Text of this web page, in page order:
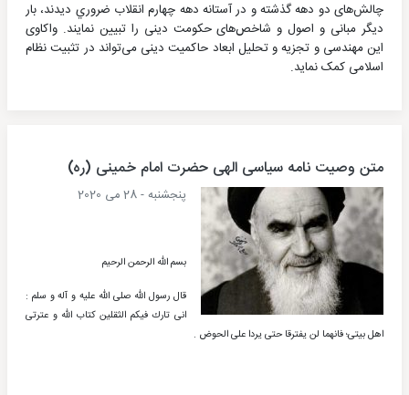
چالش‌های دو دهه گذشته و در آستانه دهه چهارم انقلاب ضروري دیدند، ‌بار
دیگر مبانی و اصول و شاخص‌های حکومت دینی را تبیین نمایند. واکاوی
این مهندسی و تجزیه و تحلیل ابعاد حاکمیت دینی می‌تواند در تثبیت نظام
اسلامی کمک نماید.
متن وصیت نامه سیاسی الهی حضرت امام خمینی (ره)
پنجشنبه - 28 می 2020
بسم الله الرحمن الرحیم
قال رسول الله صلی الله علیه و آله و سلم :
انی تارك فیكم الثقلین كتاب الله و عترتی
اهل بیتی؛ فانهما لن یفترقا حتی یردا علی الحوض .